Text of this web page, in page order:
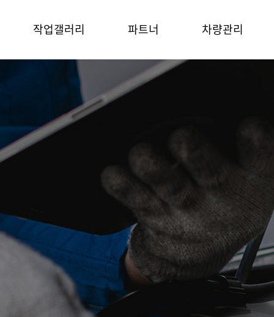
작업갤러리 파트너 차량관리